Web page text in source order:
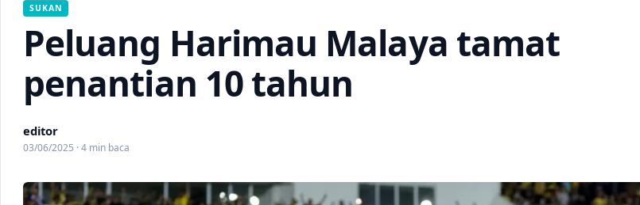
SUKAN
Peluang Harimau Malaya tamat
penantian 10 tahun
editor
03/06/2025 · 4 min baca